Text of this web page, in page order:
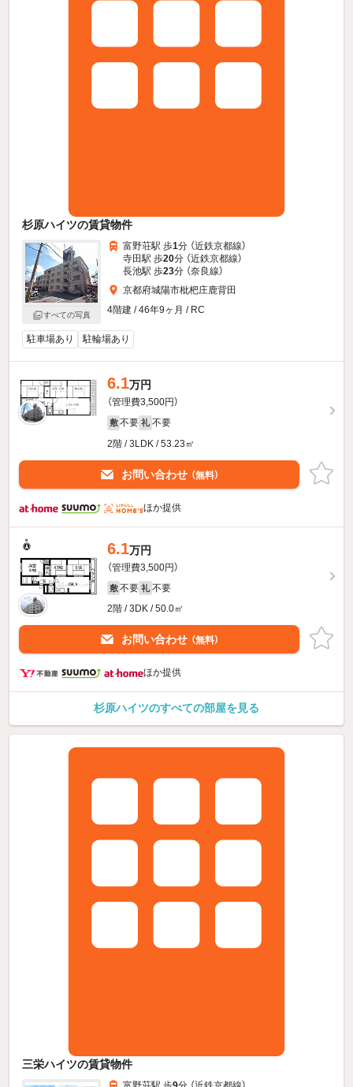
杉原ハイツの賃貸物件
すべての写真
富野荘駅 歩1分 （近鉄京都線）
寺田駅 歩20分 （近鉄京都線）
長池駅 歩23分 （奈良線）
京都府城陽市枇杷庄鹿背田
4階建 / 46年9ヶ月 / RC
駐車場あり 駐輪場あり
6.1万円
（管理費3,500円）
敷 不要 礼 不要
2階 / 3LDK / 53.23㎡
お問い合わせ （無料）
ほか提供
6.1万円
（管理費3,500円）
敷 不要 礼 不要
2階 / 3DK / 50.0㎡
お問い合わせ （無料）
ほか提供
杉原ハイツのすべての部屋を見る
三栄ハイツの賃貸物件